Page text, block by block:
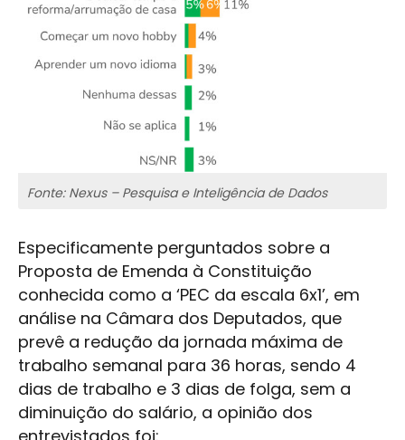
Fonte: Nexus – Pesquisa e Inteligência de Dados
Especificamente perguntados sobre a
Proposta de Emenda à Constituição
conhecida como a ‘PEC da escala 6x1’, em
análise na Câmara dos Deputados, que
prevê a redução da jornada máxima de
trabalho semanal para 36 horas, sendo 4
dias de trabalho e 3 dias de folga, sem a
diminuição do salário, a opinião dos